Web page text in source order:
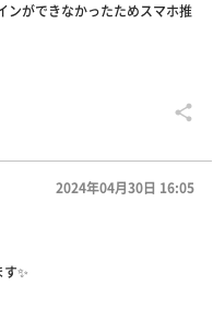
ができなかったためスマホ推
2024年04月30日 16:05
✨️